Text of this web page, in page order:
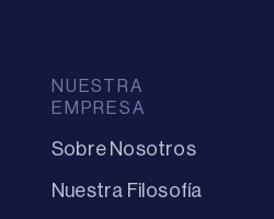
NUESTRA
EMPRESA
Sobre Nosotros
Nuestra Filosofía